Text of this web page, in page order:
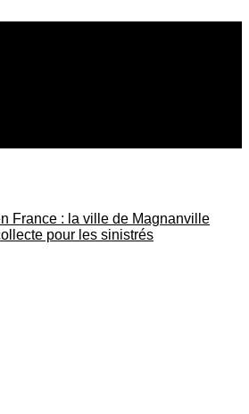
France : la ville de Magnanville
pour les sinistrés